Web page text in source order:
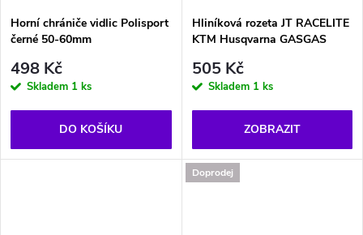
Horní chrániče vidlic Polisport
černé 50-60mm
498 Kč
Skladem 1 ks
DO KOŠÍKU
Hliníková rozeta JT RACELITE
KTM Husqvarna GASGAS
505 Kč
Skladem 1 ks
ZOBRAZIT
Doprodej